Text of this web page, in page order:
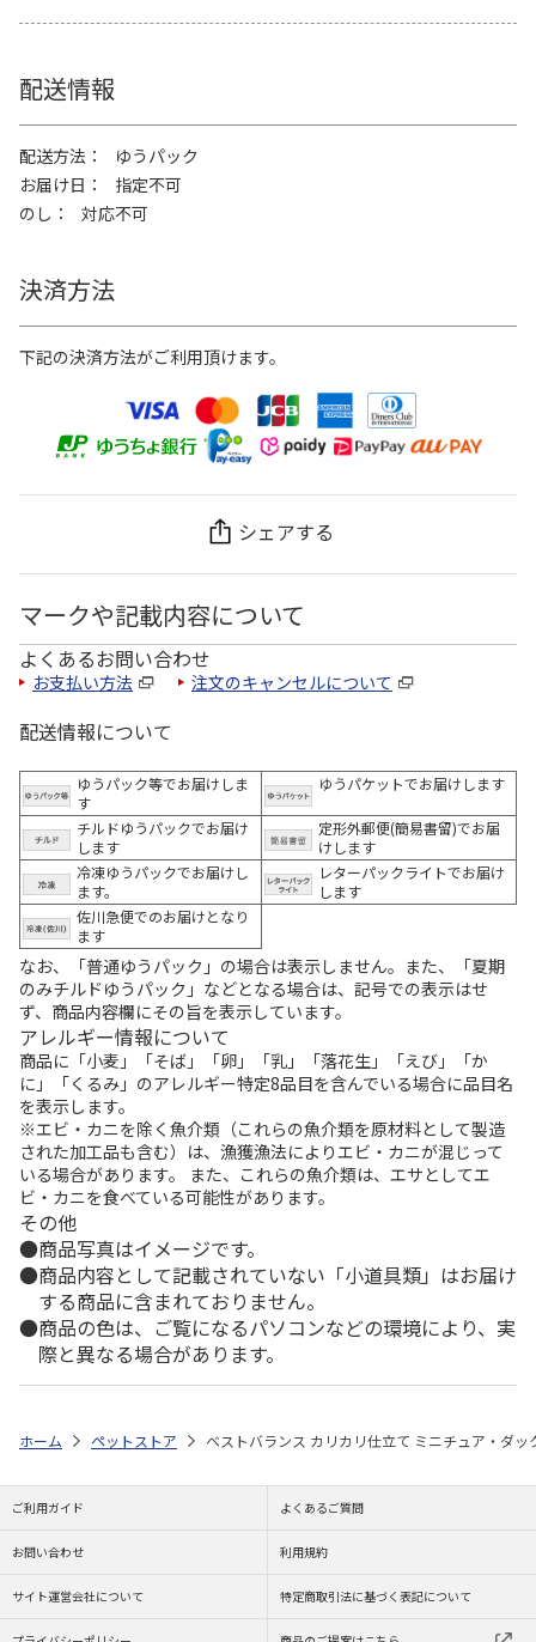
配送情報
配送方法
ゆうパック
お届け日
指定不可
のし
対応不可
決済方法
下記の決済方法がご利用頂けます。
シェアする
マークや記載内容について
よくあるお問い合わせ
お支払い方法 注文のキャンセルについて
配送情報について
ゆうパック等でお届けしま
す
ゆうパケットでお届けします
チルドゆうパックでお届け
します
定形外郵便(簡易書留)でお届
けします
冷凍ゆうパックでお届けし
ます。
レターパックライトでお届け
します
佐川急便でのお届けとなり
ます
なお、「普通ゆうパック」の場合は表示しません。また、「夏期
のみチルドゆうパック」などとなる場合は、記号での表示はせ
ず、商品内容欄にその旨を表示しています。
アレルギー情報について
商品に「小麦」「そば」「卵」「乳」「落花生」「えび」「か
に」「くるみ」のアレルギー特定8品目を含んでいる場合に品目名
を表示します。
※エビ・カニを除く魚介類（これらの魚介類を原材料として製造
された加工品も含む）は、漁獲漁法によりエビ・カニが混じって
いる場合があります。 また、これらの魚介類は、エサとしてエ
ビ・カニを食べている可能性があります。
その他
商品写真はイメージです。
商品内容として記載されていない「小道具類」はお届け
する商品に含まれておりません。
商品の色は、ご覧になるパソコンなどの環境により、実
際と異なる場合があります。
ホーム ペットストア ベストバランス カリカリ仕立て ミニチュア・ダッ
ご利用ガイド よくあるご質問
お問い合わせ 利用規約
サイト運営会社について 特定商取引法に基づく表記について